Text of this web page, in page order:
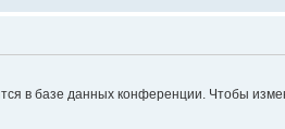
в базе данных конференции. Чтобы